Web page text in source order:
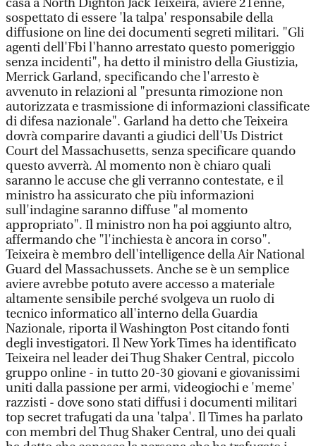
casa a North Dighton Jack Teixeira, aviere 21enne,
sospettato di essere 'la talpa' responsabile della
diffusione on line dei documenti segreti militari. "Gli
agenti dell'Fbi l'hanno arrestato questo pomeriggio
senza incidenti", ha detto il ministro della Giustizia,
Merrick Garland, specificando che l'arresto è
avvenuto in relazioni al "presunta rimozione non
autorizzata e trasmissione di informazioni classificate
di difesa nazionale". Garland ha detto che Teixeira
dovrà comparire davanti a giudici dell'Us District
Court del Massachusetts, senza specificare quando
questo avverrà. Al momento non è chiaro quali
saranno le accuse che gli verranno contestate, e il
ministro ha assicurato che più informazioni
sull'indagine saranno diffuse "al momento
appropriato". Il ministro non ha poi aggiunto altro,
affermando che "l'inchiesta è ancora in corso".
Teixeira è membro dell'intelligence della Air National
Guard del Massachussets. Anche se è un semplice
aviere avrebbe potuto avere accesso a materiale
altamente sensibile perché svolgeva un ruolo di
tecnico informatico all'interno della Guardia
Nazionale, riporta il Washington Post citando fonti
degli investigatori. Il New York Times ha identificato
Teixeira nel leader dei Thug Shaker Central, piccolo
gruppo online - in tutto 20-30 giovani e giovanissimi
uniti dalla passione per armi, videogiochi e 'meme'
razzisti - dove sono stati diffusi i documenti militari
top secret trafugati da una 'talpa'. Il Times ha parlato
con membri del Thug Shaker Central, uno dei quali